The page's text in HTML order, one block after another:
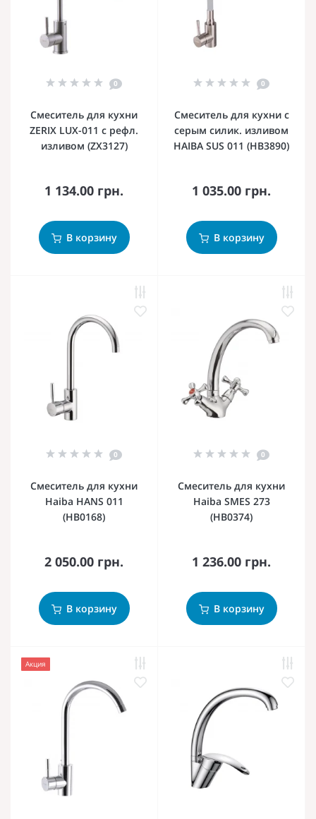
0
Смеситель для кухни
ZERIX LUX-011 с рефл.
изливом (ZX3127)
1 134.00 грн.
В корзину
0
Смеситель для кухни с
серым силик. изливом
HAIBA SUS 011 (HB3890)
1 035.00 грн.
В корзину
0
Смеситель для кухни
Haiba HANS 011
(HB0168)
2 050.00 грн.
В корзину
0
Смеситель для кухни
Haiba SMES 273
(HB0374)
1 236.00 грн.
В корзину
Акция